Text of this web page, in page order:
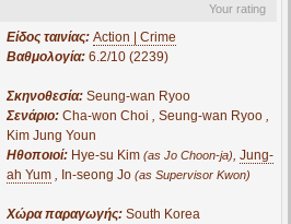
Your rating
Είδος ταινίας: Action | Crime
Βαθμολογία: 6.2/10 (2239)
Σκηνοθεσία: Seung-wan Ryoo
Σενάριο: Cha-won Choi , Seung-wan Ryoo,
Kim Jung Youn
Ηθοποιοί: Hye-su Kim (as Jo Choon-ja), Jung-
ah Yum, In-seong Jo (as Supervisor Kwon)
Χώρα παραγωγής: South Korea